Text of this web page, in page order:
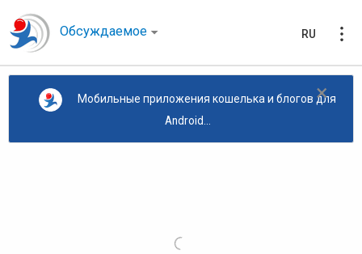
Обсуждаемое RU
×
Мобильные приложения кошелька и блогов для
Android...